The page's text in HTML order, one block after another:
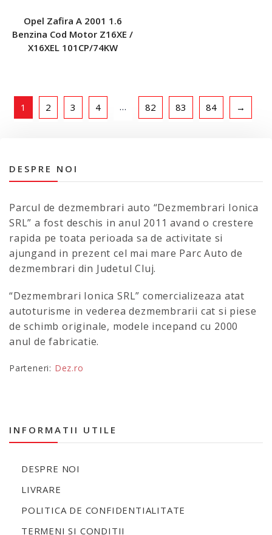
Opel Zafira A 2001 1.6
Benzina Cod Motor Z16XE /
X16XEL 101CP/74KW
1 2 3 4 … 82 83 84 →
DESPRE NOI
Parcul de dezmembrari auto “Dezmembrari Ionica
SRL” a fost deschis in anul 2011 avand o crestere
rapida pe toata perioada sa de activitate si
ajungand in prezent cel mai mare Parc Auto de
dezmembrari din Judetul Cluj.
“Dezmembrari Ionica SRL” comercializeaza atat
autoturisme in vederea dezmembrarii cat si piese
de schimb originale, modele incepand cu 2000
anul de fabricatie.
Parteneri: Dez.ro
INFORMATII UTILE
DESPRE NOI
LIVRARE
POLITICA DE CONFIDENTIALITATE
TERMENI SI CONDITII